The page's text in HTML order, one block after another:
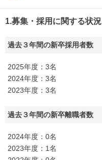
1.募集・採用に関する状況
過去３年間の新卒採用者数
2025年度：3名
2024年度：3名
2023年度：3名
過去３年間の新卒離職者数
2024年度：0名
2023年度：1名